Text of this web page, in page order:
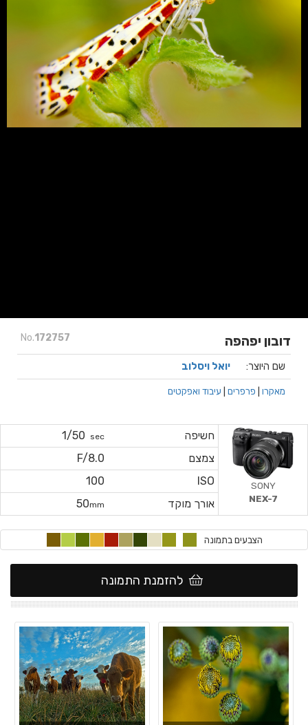
No.172757 דובון יפהפה
שם היוצר: יואל ויסלוב
מאקרו פרפרים עיבוד ואפקטים
חשיפה sec
1/50
צמצם
F/8.0
ISO
100
אורך מוקד
50mm
SONY
NEX-7
הצבעים בתמונה
להזמנת התמונה